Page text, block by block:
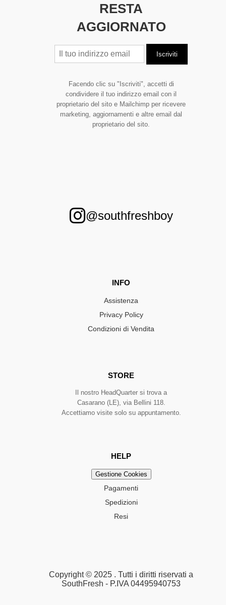
RESTA
AGGIORNATO
Facendo clic su "Iscriviti", accetti di
condividere il tuo indirizzo email con il
proprietario del sito e Mailchimp per ricevere
marketing, aggiornamenti e altre email dal
proprietario del sito.
@southfreshboy
INFO
Assistenza
Privacy Policy
Condizioni di Vendita
STORE
Il nostro HeadQuarter si trova a
Casarano (LE), via Bellini 118.
Accettiamo visite solo su appuntamento.
HELP
Gestione Cookies
Pagamenti
Spedizioni
Resi
Copyright © 2025 . Tutti i diritti riservati a
SouthFresh - P.IVA 04495940753